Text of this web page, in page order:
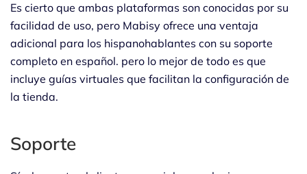
Es cierto que ambas plataformas son conocidas por su
facilidad de uso, pero Mabisy ofrece una ventaja
adicional para los hispanohablantes con su soporte
completo en español. pero lo mejor de todo es que
incluye guías virtuales que facilitan la configuración de
la tienda.
Soporte